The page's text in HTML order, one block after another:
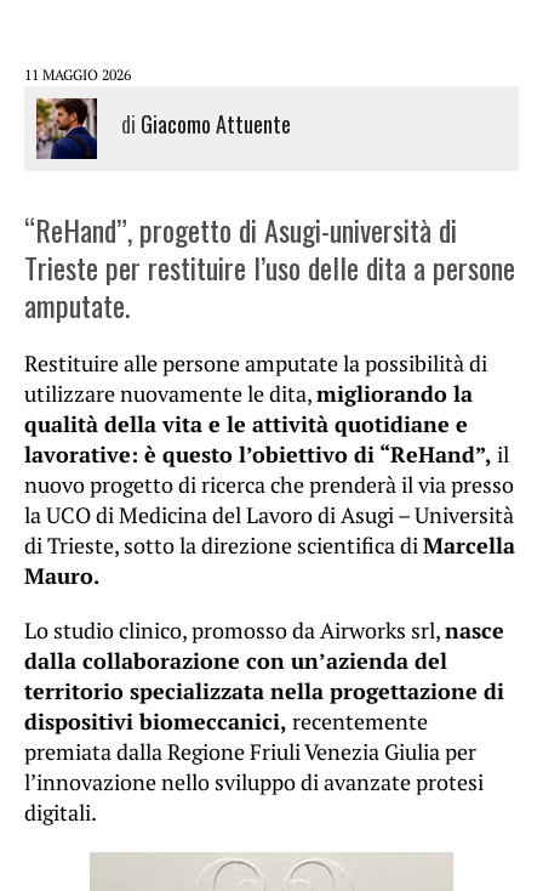
11 MAGGIO 2026
di Giacomo Attuente
“ReHand”, progetto di Asugi-università di
Trieste per restituire l’uso delle dita a persone
amputate.
Restituire alle persone amputate la possibilità di
utilizzare nuovamente le dita,migliorando la
qualità della vita e le attività quotidiane e
lavorative: è questo l’obiettivo di “ReHand”, il
nuovo progetto di ricerca che prenderà il via presso
la UCO di Medicina del Lavoro di Asugi – Università
di Trieste, sotto la direzione scientifica diMarcella
Mauro.
Lo studio clinico, promosso da Airworks srl,nasce
dalla collaborazione con un’azienda del
territorio specializzata nella progettazione di
dispositivi biomeccanici, recentemente
premiata dalla Regione Friuli Venezia Giulia per
l’innovazione nello sviluppo di avanzate protesi
digitali.